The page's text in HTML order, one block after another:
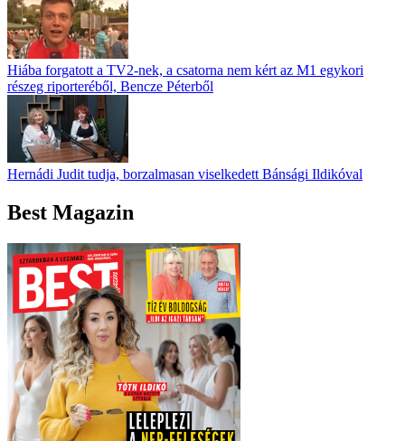
Hiába forgatott a TV2-nek, a csatorna nem kért az M1 egykori
részeg riporteréből, Bencze Péterből
Hernádi Judit tudja, borzalmasan viselkedett Bánsági Ildikóval
Best Magazin